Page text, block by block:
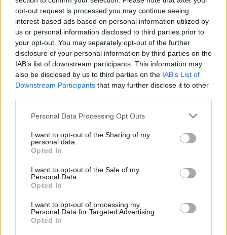
opt-out request is processed you may continue seeing
interest-based ads based on personal information utilized by
us or personal information disclosed to third parties prior to
your opt-out. You may separately opt-out of the further
disclosure of your personal information by third parties on the
IAB’s list of downstream participants. This information may
also be disclosed by us to third parties on the IAB’s List of
Downstream Participants that may further disclose it to other
Personal Data Processing Opt Outs
I want to opt-out of the Sharing of my
personal data.
Opted In
I want to opt-out of the Sale of my
Personal Data.
Opted In
I want to opt-out of processing my
Personal Data for Targeted Advertising.
Opted In
B
L U N
T
Relato engraçado, jocoso:
A
N E D O T
A
Auto-estrada, rodovia:
L A C
A
Voltar para um espaço e dormir nele quase todo dia
O R A
Tecido que cobre o colchão: